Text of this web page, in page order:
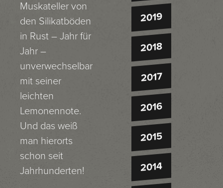
Muskateller von
den Silikatböden
in Rust – Jahr für
Jahr –
unverwechselbar
mit seiner
leichten
Lemonennote.
Und das weiß
man hierorts
schon seit
Jahrhunderten!
2019
2018
2017
2016
2015
2014